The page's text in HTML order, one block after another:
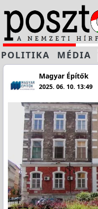
POLITIKA MÉDIA
Magyar Építők
2025. 06. 10. 13:49